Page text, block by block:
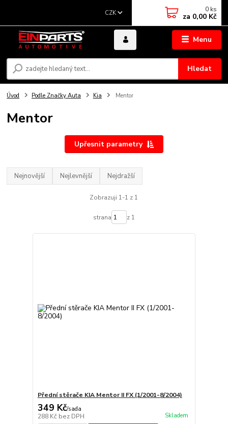
Menu
CZK
Hledat
0 ks
za 0,00 Kč
Úvod Podle Značky Auta Kia Mentor
Mentor
Upřesnit parametry
Nejnovější Nejlevnější Nejdražší
Zobrazuji 1-1 z 1
strana z 1
Přední stěrače KIA Mentor II FX (1/2001-8/2004)
349 Kč/sada
288 Kč bez DPH Skladem